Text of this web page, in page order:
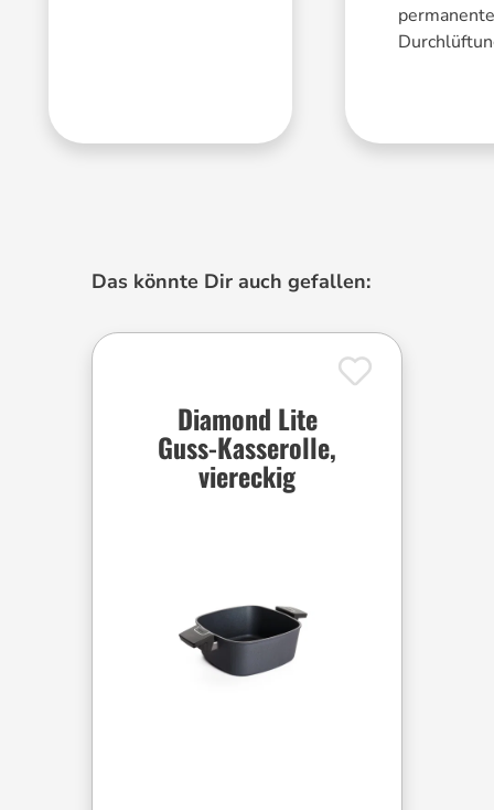
permanente
Produktgalerie überspringen
Das könnte Dir auch gefallen:
Diamond Lite
Guss-Kasserolle,
viereckig